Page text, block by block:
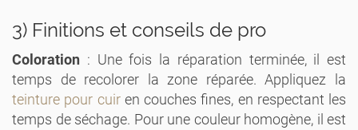
3) Finitions et conseils de pro
Coloration : Une fois la réparation terminée, il est
temps de recolorer la zone réparée. Appliquez la
teinture pour cuiren couches fines, en respectant les
temps de séchage. Pour une couleur homogène, il est